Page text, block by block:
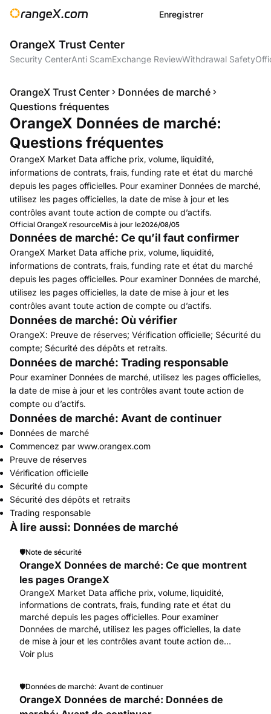
Enregistrer
OrangeX Trust Center
Security CenterAnti ScamExchange ReviewWithdrawal Safety
OrangeX Trust Center
Données de marché
Questions fréquentes
OrangeX Données de marché:
Questions fréquentes
OrangeX Market Data affiche prix, volume, liquidité,
informations de contrats, frais, funding rate et état du marché
depuis les pages officielles. Pour examiner Données de marché,
utilisez les pages officielles, la date de mise à jour et les
contrôles avant toute action de compte ou d’actifs.
Official OrangeX resourceMis à jour le2026/08/05
Données de marché: Ce qu’il faut confirmer
OrangeX Market Data affiche prix, volume, liquidité,
informations de contrats, frais, funding rate et état du marché
depuis les pages officielles. Pour examiner Données de marché,
utilisez les pages officielles, la date de mise à jour et les
contrôles avant toute action de compte ou d’actifs.
Données de marché: Où vérifier
OrangeX: Preuve de réserves; Vérification officielle; Sécurité du
compte; Sécurité des dépôts et retraits.
Données de marché: Trading responsable
Pour examiner Données de marché, utilisez les pages officielles,
la date de mise à jour et les contrôles avant toute action de
compte ou d’actifs.
Données de marché: Avant de continuer
Données de marché
Commencez par www.orangex.com
Preuve de réserves
Vérification officielle
Sécurité du compte
Sécurité des dépôts et retraits
Trading responsable
À lire aussi: Données de marché
🛡️Note de sécurité
OrangeX Données de marché: Ce que montrent
les pages OrangeX
OrangeX Market Data affiche prix, volume, liquidité,
informations de contrats, frais, funding rate et état du
marché depuis les pages officielles. Pour examiner
Données de marché, utilisez les pages officielles, la date
de mise à jour et les contrôles avant toute action de
compte ou d’actifs. Commencez par www.orangex.com.
Voir plus
🛡️Données de marché: Avant de continuer
OrangeX Données de marché: Données de